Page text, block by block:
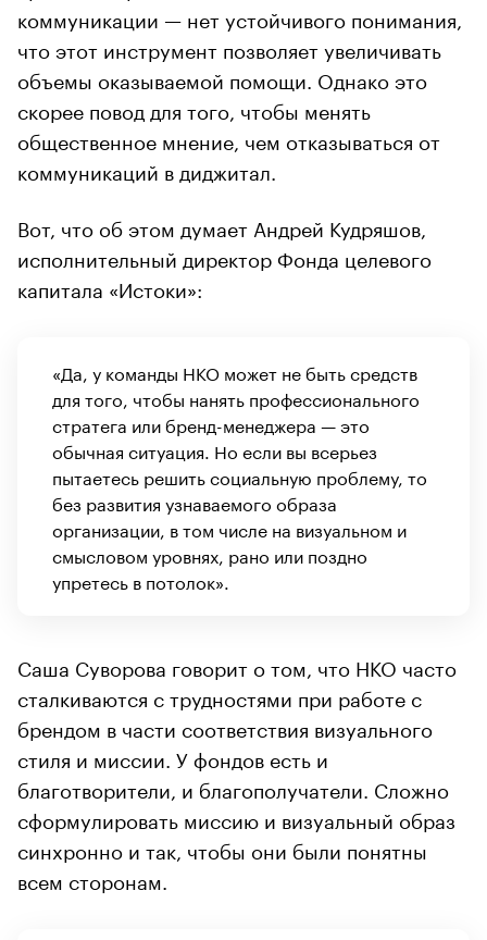
коммуникации — нет устойчивого понимания,
что этот инструмент позволяет увеличивать
объемы оказываемой помощи. Однако это
скорее повод для того, чтобы менять
общественное мнение, чем отказываться от
коммуникаций в диджитал.
Вот, что об этом думает Андрей Кудряшов,
исполнительный директор Фонда целевого
капитала «Истоки»:
«Да, у команды НКО может не быть средств
для того, чтобы нанять профессионального
стратега или бренд-менеджера — это
обычная ситуация. Но если вы всерьез
пытаетесь решить социальную проблему, то
без развития узнаваемого образа
организации, в том числе на визуальном и
смысловом уровнях, рано или поздно
упретесь в потолок».
Саша Суворова говорит о том, что НКО часто
сталкиваются с трудностями при работе с
брендом в части соответствия визуального
стиля и миссии. У фондов есть и
благотворители, и благополучатели. Сложно
сформулировать миссию и визуальный образ
синхронно и так, чтобы они были понятны
всем сторонам.